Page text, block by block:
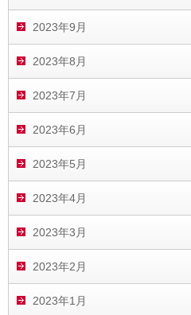
2023年9月
2023年8月
2023年7月
2023年6月
2023年5月
2023年4月
2023年3月
2023年2月
2023年1月